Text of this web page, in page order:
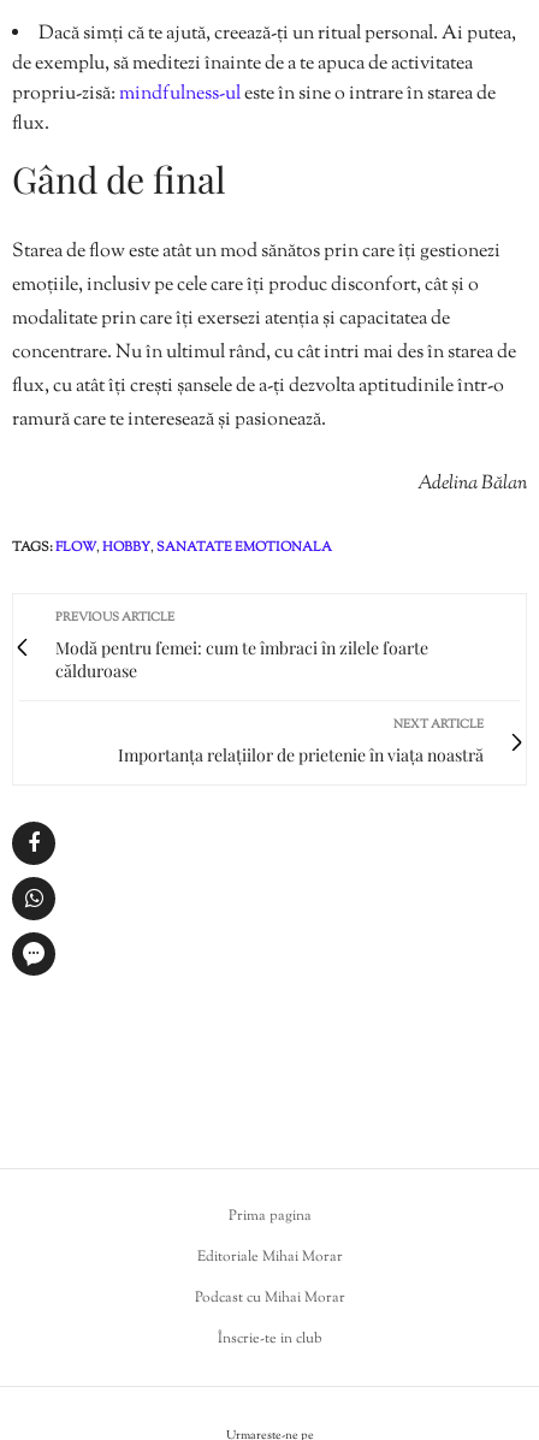
Dacă simți că te ajută, creează-ți un ritual personal. Ai putea,
de exemplu, să meditezi înainte de a te apuca de activitatea
propriu-zisă:mindfulness-uleste în sine o intrare în starea de
flux.
Gând de final
Starea de flow este atât un mod sănătos prin care îți gestionezi
emoțiile, inclusiv pe cele care îți produc disconfort, cât și o
modalitate prin care îți exersezi atenția și capacitatea de
concentrare. Nu în ultimul rând, cu cât intri mai des în starea de
flux, cu atât îți crești șansele de a-ți dezvolta aptitudinile într-o
ramură care te interesează și pasionează.
Adelina Bălan
TAGS:FLOW,HOBBY,SANATATE EMOTIONALA
PREVIOUS ARTICLE
Modă pentru femei: cum te îmbraci în zilele foarte
călduroase
NEXT ARTICLE
Importanța relațiilor de prietenie în viața noastră
Prima pagina
Editoriale Mihai Morar
Podcast cu Mihai Morar
Înscrie-te in club
Urmareste-ne pe